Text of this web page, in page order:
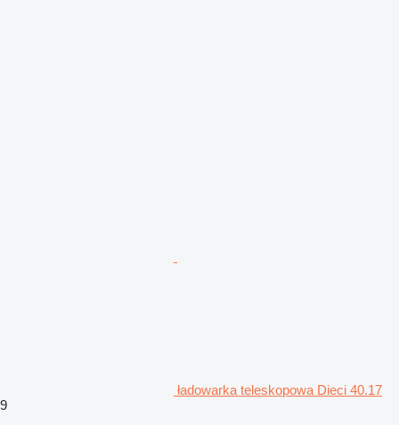
ładowarka teleskopowa Dieci 40.17
9